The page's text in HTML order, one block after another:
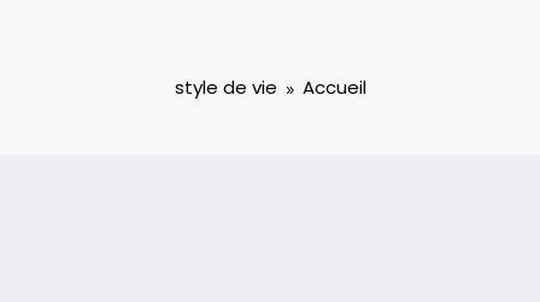
Accueil
style de vie